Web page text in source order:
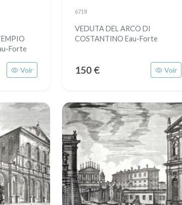
Forte
Voir
6718
VEDUTA DEL ARCO DI
COSTANTINO Eau-Forte
150 € Voir